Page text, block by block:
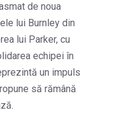
de noua
lui Burnley din
lui Parker, cu
echipei în
un impuls
să rămână